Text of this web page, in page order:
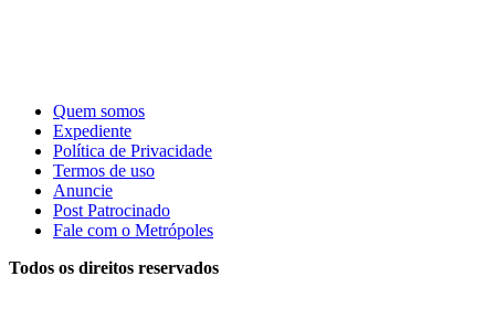
Quem somos
Expediente
Política de Privacidade
Termos de uso
Anuncie
Post Patrocinado
Fale com o Metrópoles
Todos os direitos reservados